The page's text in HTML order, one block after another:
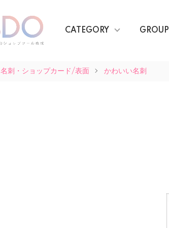
CATEGORY GROUP
名刺・ショップカード/表面 かわいい名刺